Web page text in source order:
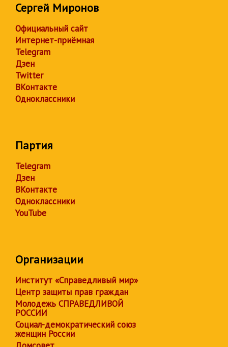
Сергей Миронов
Официальный сайт
Интернет-приёмная
Telegram
Дзен
Twitter
ВКонтакте
Одноклассники
Партия
Telegram
Дзен
ВКонтакте
Одноклассники
YouTube
Организации
Институт «Справедливый мир»
Центр защиты прав граждан
Молодежь СПРАВЕДЛИВОЙ
РОССИИ
Социал-демократический союз
женщин России